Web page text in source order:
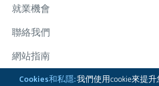
Cookies和私隱:我們使用cookie來提
就業機會
聯絡我們
網站指南
太古集團